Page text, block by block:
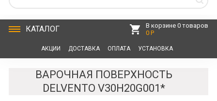
КАТАЛОГ
В корзине 0 товаров
0 Р
АКЦИИ ДОСТАВКА ОПЛАТА УСТАНОВКА
ВАРОЧНАЯ ПОВЕРХНОСТЬ
DELVENTO V30H20G001*